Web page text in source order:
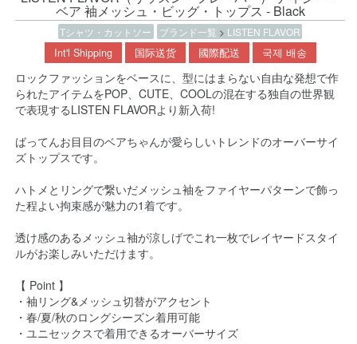
ベア 袖メッシュ・ビッグ・トップス - Black
Tシャツ・カットソー ブランド一覧 > LISTEN FLAVOR
Int'l Shipping 国际送货 國際配送 국제 배송
ロックファッションをベースに、型にはまらない自由な発想で作
られたアイテムをPOP、CUTE、COOLの混在する独自の世界観
で表現するLISTEN FLAVORより新入荷!
ばってんお目目のベアちゃんが愛らしいトレンドのオーバーサイ
ズトップスです。
ハトメとリングで繋いだメッシュ袖をファイヤーパターンで飾っ
た程よい拘束感が魅力の1着です。
透け感のあるメッシュ袖が涼しげでこれ一枚でレイヤードスタイ
ルがお楽しみいただけます。
【 Point 】
・袖リング&メッシュ切替がアクセント
・春/夏/秋のロングシーズン着用可能
・ユニセックスで着用できるオーバーサイズ